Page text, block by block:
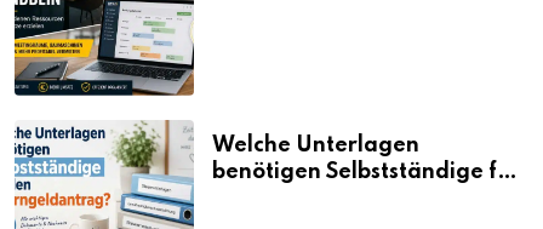
Welche Unterlagen
benötigen Selbstständige für